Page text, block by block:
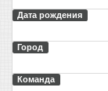
Дата рождения
Город
Команда